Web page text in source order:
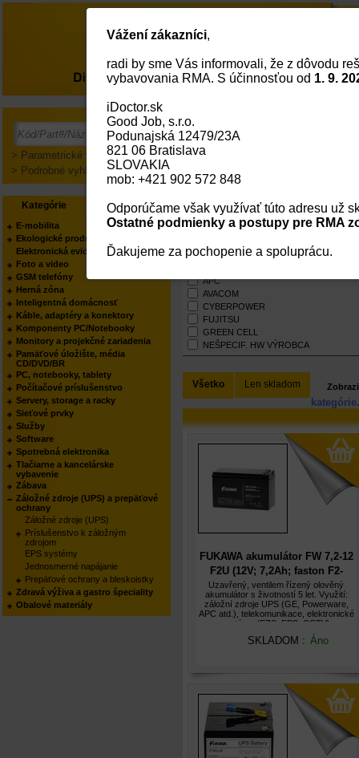
Záložné zdroje (UPS)
EPS systémy
Záložné zdroje (UPS) a
Výrobci
APC
AVACOM
CYBERPOWER
FUJITSU
GREEN CELL
NEŠPECIF. HW VÝROBCA
Všetko Len skladom
FUKAWA akumulátor FW 7,2-12
F2U (12V; 7,2Ah; faston F2-
6,3mm; životnost 5let)
Uzavřený, ventilem řízený olověný
akumulátor s životností 5 let. Využití:
záložní zdroje UPS (GE, Powerware,
APC atd.), telekomunikace, elektronické
systémy (EZS, EPS, CCTV),
zdravotnická technika apod. Díky
hermetickému uzavření je lze
SKLADOM : Áno
> Parametrické vyhľadávanie
> Podrobné vyhľadávanie
Kategórie Výrobcovia
E-mobilita
Ekologické produkty
Elektronická evidencia tržieb
Foto a video
GSM telefóny
Herná zóna
Inteligentná domácnosť
Káble, adaptéry a konektory
Komponenty PC/Notebooky
Monitory a projekčné zariadenia
Pamäťové úložište, média
CD/DVD/BR
PC, notebooky, tablety
Počítačové príslušenstvo
Servery, storage a racky
Sieťové prvky
Služby
Software
Spotrebná elektronika
Tlačiarne a kancelárske
vybavenie
Zábava
Záložné zdroje (UPS) a prepäťové
ochrany
Záložné zdroje (UPS)
Príslušenstvo k záložným
zdrojom
EPS systémy
Jednosmerné napájanie
Prepäťové ochrany a bleskoistky
Zdravá výživa a gastro špeciality
Obalové materiály
O nás
Vážení zákazníci,
radi by sme Vás informovali, že z dôvodu
vybavovania RMA. S účinnosťou od 1. 9.
iDoctor.sk
Good Job, s.r.o.
Podunajská 12479/23A
821 06 Bratislava
SLOVAKIA
mob: +421 902 572 848
Odporúčame však využívať túto adresu už
Ostatné podmienky a postupy pre RMA
Ďakujeme za pochopenie a spoluprácu.